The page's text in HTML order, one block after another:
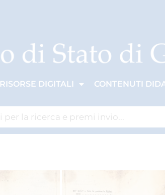
RISORSE DIGITALI CONTENUTI